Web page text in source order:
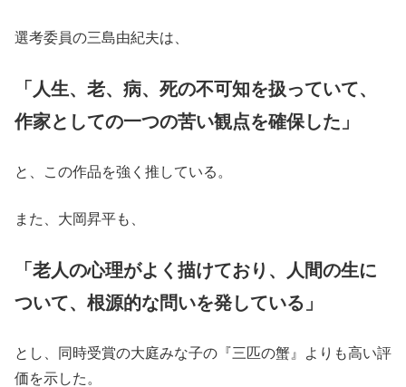
選考委員の三島由紀夫は、
「人生、老、病、死の不可知を扱っていて、
作家としての一つの苦い観点を確保した」
と、この作品を強く推している。
また、大岡昇平も、
「老人の心理がよく描けており、人間の生に
ついて、根源的な問いを発している」
とし、同時受賞の大庭みな子の『三匹の蟹』よりも高い評
価を示した。